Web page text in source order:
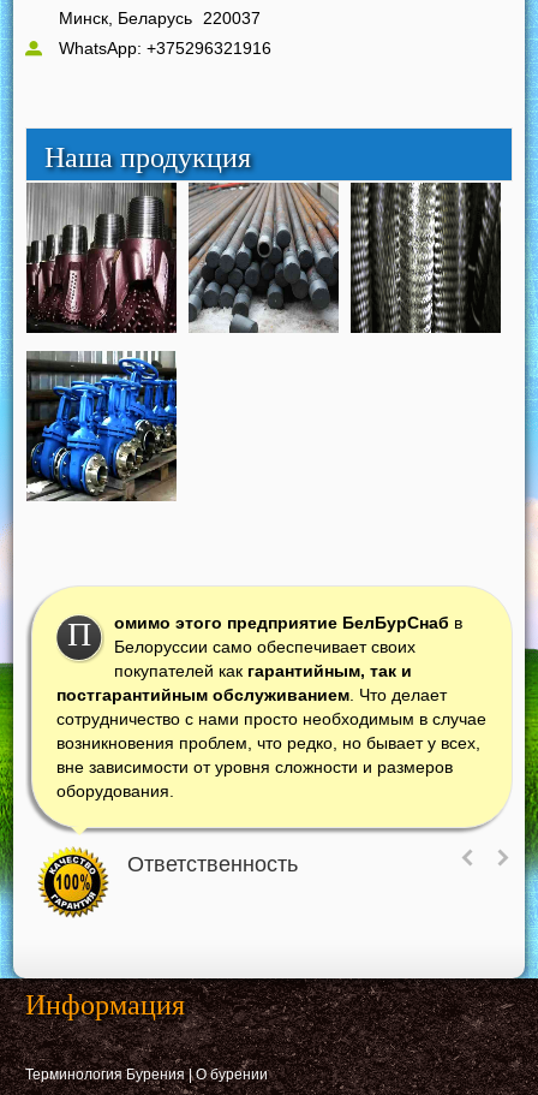
Минск, Беларусь
220037
WhatsApp: +375296321916
Наша продукция
П омимо этого предприятие БелБурСнаб в
Белоруссии само обеспечивает своих
покупателей как гарантийным, так и
постгарантийным обслуживанием . Что делает
сотрудничество с нами просто необходимым в случае
возникновения проблем, что редко, но бывает у всех,
вне зависимости от уровня сложности и размеров
оборудования.
Ответственность
Информация
Терминология Бурения|О бурении